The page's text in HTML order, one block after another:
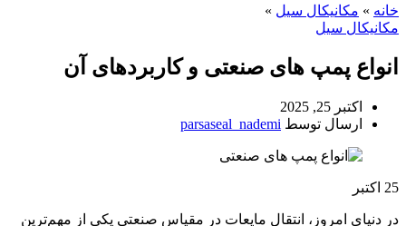
خانه » مکانیکال سیل »
مکانیکال سیل
انواع پمپ‌ های صنعتی و کاربردهای آن
اکتبر 25, 2025
ارسال توسط parsaseal_nademi
25 اکتبر
در دنیای امروز، انتقال مایعات در مقیاس صنعتی یکی از مهم‌ترین